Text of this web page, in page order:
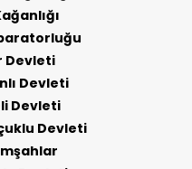
Devleti
Devleti
Devleti
Devleti